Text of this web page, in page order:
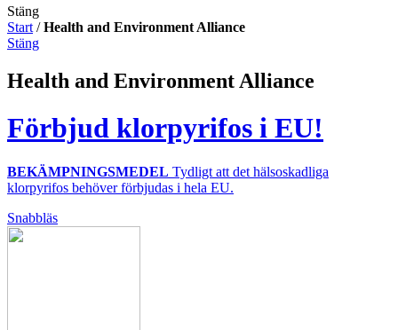
Stäng
Start /Health and Environment Alliance
Stäng
Health and Environment Alliance
Förbjud klorpyrifos i EU!
BEKÄMPNINGSMEDEL Tydligt att det hälsoskadliga
klorpyrifos behöver förbjudas i hela EU.
Snabbläs